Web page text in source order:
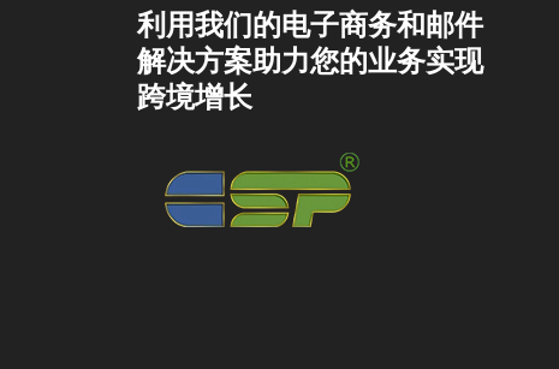
利用我们的电子商务和邮件
解决方案助力您的业务实现
跨境增长